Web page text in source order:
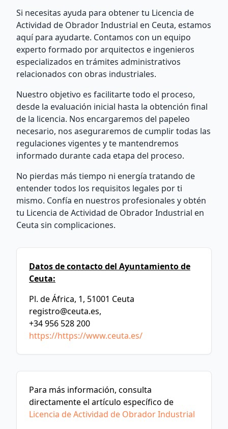
Si necesitas ayuda para obtener tu Licencia de
Actividad de Obrador Industrial en Ceuta, estamos
aquí para ayudarte. Contamos con un equipo
experto formado por arquitectos e ingenieros
especializados en trámites administrativos
relacionados con obras industriales.
Nuestro objetivo es facilitarte todo el proceso,
desde la evaluación inicial hasta la obtención final
de la licencia. Nos encargaremos del papeleo
necesario, nos aseguraremos de cumplir todas las
regulaciones vigentes y te mantendremos
informado durante cada etapa del proceso.
No pierdas más tiempo ni energía tratando de
entender todos los requisitos legales por ti
mismo. Confía en nuestros profesionales y obtén
tu Licencia de Actividad de Obrador Industrial en
Ceuta sin complicaciones.
Datos de contacto del Ayuntamiento de
Ceuta:
Pl. de África, 1, 51001 Ceuta
registro@ceuta.es,
+34 956 528 200
https://https://www.ceuta.es/
Para más información, consulta
directamente el artículo específico de
Licencia de Actividad de Obrador Industrial